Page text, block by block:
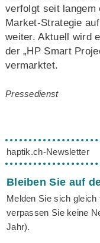
verfolgt seit langem
Market-Strategie
weiter. Aktuell wird
der „HP Smart
vermarktet.
Pressedienst
haptik.ch-Newsletter
Bleiben Sie auf
Melden Sie sich
verpassen Sie keine
Jahr).